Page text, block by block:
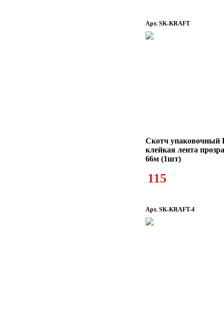
Арт. SK-KRAFT
Скотч упаковочный
клейкая лента
66м (1шт)
115
Арт. SK-KRAFT-4